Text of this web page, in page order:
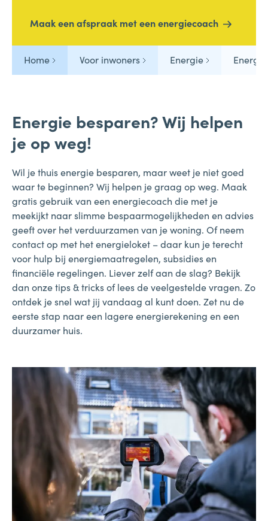
Maak een afspraak met een energiecoach
Home Voor inwoners Energie
Energie besparen? Wij helpen
je op weg!
Wil je thuis energie besparen, maar weet je niet goed
waar te beginnen? Wij helpen je graag op weg. Maak
gratis gebruik van een energiecoach die met je
meekijkt naar slimme bespaarmogelijkheden en advies
geeft over het verduurzamen van je woning. Of neem
contact op met het energieloket – daar kun je terecht
voor hulp bij energiemaatregelen, subsidies en
financiële regelingen. Liever zelf aan de slag? Bekijk
dan onze tips & tricks of lees de veelgestelde vragen. Zo
ontdek je snel wat jij vandaag al kunt doen. Zet nu de
eerste stap naar een lagere energierekening en een
duurzamer huis.